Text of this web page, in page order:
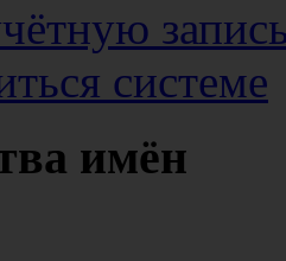
системе
имён